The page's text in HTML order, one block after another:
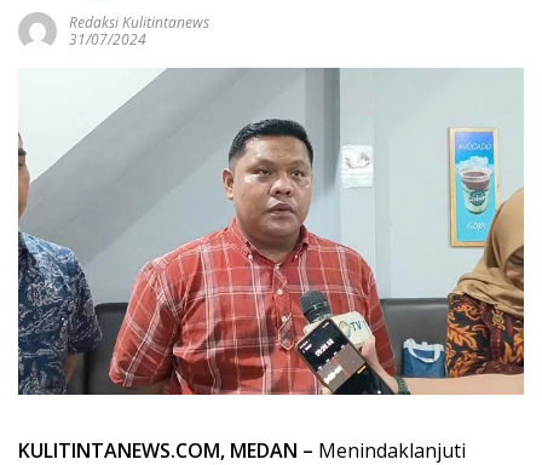
Redaksi Kulitintanews
31/07/2024
KULITINTANEWS.COM, MEDAN – Menindaklanjuti